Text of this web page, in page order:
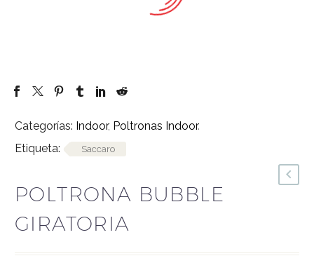
Categorías: Indoor, Poltronas Indoor.
Etiqueta:
Saccaro
POLTRONA BUBBLE
GIRATORIA